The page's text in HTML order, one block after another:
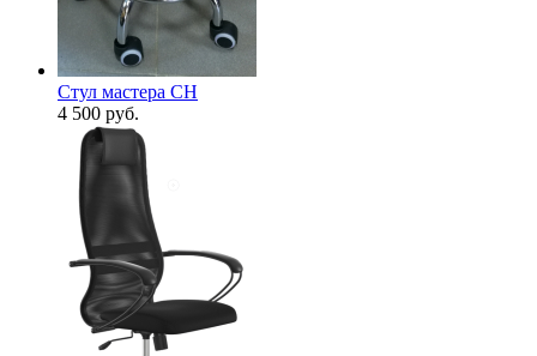
Стул мастера CH
4 500 руб.